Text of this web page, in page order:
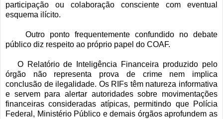
participação ou colaboração consciente com eventual
esquema ilícito.
Outro ponto frequentemente confundido no debate
público diz respeito ao próprio papel do COAF.
O Relatório de Inteligência Financeira produzido pelo
órgão não representa prova de crime nem implica
conclusão de ilegalidade. Os RIFs têm natureza informativa
e servem para alertar autoridades sobre movimentações
financeiras consideradas atípicas, permitindo que Polícia
Federal, Ministério Público e demais órgãos aprofundem as